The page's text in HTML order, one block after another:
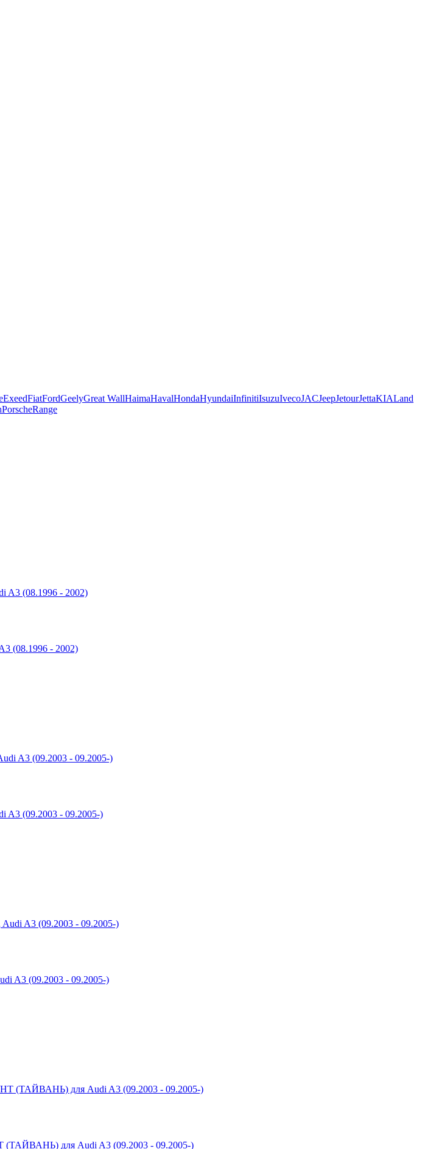
ExeedFiatFordGeelyGreat WallHaimaHavalHondaHyundaiInfinitiIsuzuIvecoJACJeepJetourJettaKIALand
PorscheRange
- 2002)
(09.2003 - 09.2005-)
(09.2003 - 09.2005-)
для Audi A3 (09.2003 - 09.2005-)